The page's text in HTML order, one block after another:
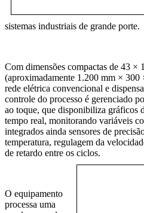
sistemas industriais de grande porte.
Com dimensões compactas de 43 ×
(aproximadamente 1.200 mm ×
rede elétrica convencional e
controle do processo é gerenciado
ao toque, que disponibiliza gráficos
tempo real, monitorando variáveis
integrados ainda sensores de
temperatura, regulagem da
de retardo entre os ciclos.
O equipamento
processa uma